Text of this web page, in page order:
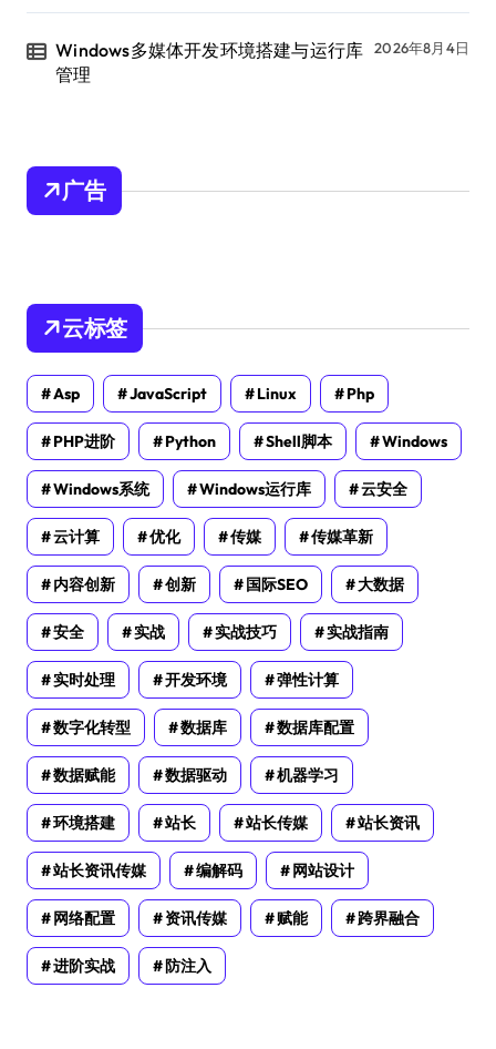
Windows多媒体开发环境搭建与运行库
管理
2026年8月4日
广告
云标签
Asp JavaScript Linux Php
PHP进阶 Python Shell脚本 Windows
Windows系统 Windows运行库 云安全
云计算 优化 传媒 传媒革新
内容创新 创新 国际SEO 大数据
安全 实战 实战技巧 实战指南
实时处理 开发环境 弹性计算
数字化转型 数据库 数据库配置
数据赋能 数据驱动 机器学习
环境搭建 站长 站长传媒 站长资讯
站长资讯传媒 编解码 网站设计
网络配置 资讯传媒 赋能 跨界融合
进阶实战 防注入